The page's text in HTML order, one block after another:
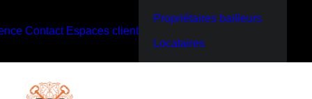
Contact Espaces client
Propriétaires bailleurs
Locataires